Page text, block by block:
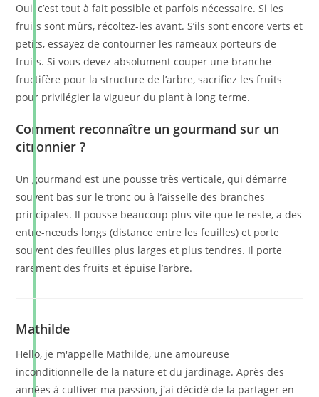
Oui, c’est tout à fait possible et parfois nécessaire. Si les
fruits sont mûrs, récoltez-les avant. S’ils sont encore verts et
petits, essayez de contourner les rameaux porteurs de
fruits. Si vous devez absolument couper une branche
fructifère pour la structure de l’arbre, sacrifiez les fruits
pour privilégier la vigueur du plant à long terme.
Comment reconnaître un gourmand sur un
citronnier ?
Un gourmand est une pousse très verticale, qui démarre
souvent bas sur le tronc ou à l’aisselle des branches
principales. Il pousse beaucoup plus vite que le reste, a des
entre-nœuds longs (distance entre les feuilles) et porte
souvent des feuilles plus larges et plus tendres. Il porte
rarement des fruits et épuise l’arbre.
Mathilde
Hello, je m'appelle Mathilde, une amoureuse
inconditionnelle de la nature et du jardinage. Après des
années à cultiver ma passion, j'ai décidé de la partager en